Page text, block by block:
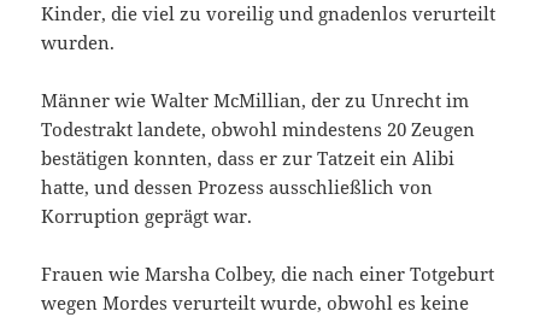
Kinder, die viel zu voreilig und gnadenlos verurteilt
wurden.
Männer wie Walter McMillian, der zu Unrecht im
Todestrakt landete, obwohl mindestens 20 Zeugen
bestätigen konnten, dass er zur Tatzeit ein Alibi
hatte, und dessen Prozess ausschließlich von
Korruption geprägt war.
Frauen wie Marsha Colbey, die nach einer Totgeburt
wegen Mordes verurteilt wurde, obwohl es keine